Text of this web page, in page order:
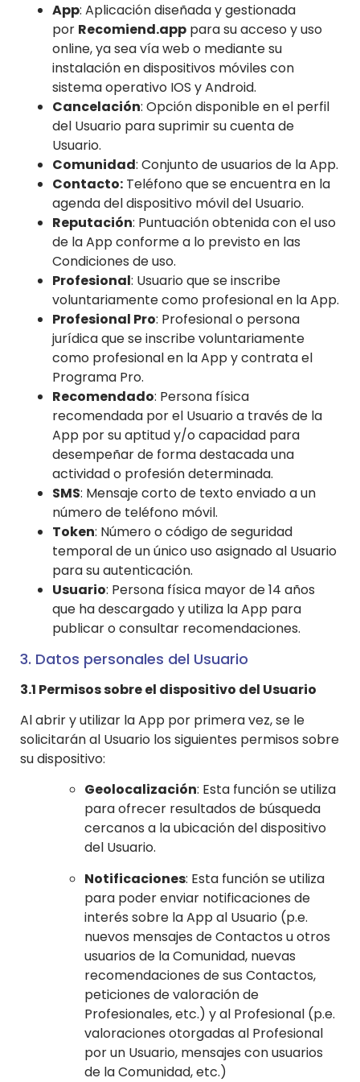
App: Aplicación diseñada y gestionada
por Recomiend.app para su acceso y uso
online, ya sea vía web o mediante su
instalación en dispositivos móviles con
sistema operativo IOS y Android.
Cancelación: Opción disponible en el perfil
del Usuario para suprimir su cuenta de
Usuario.
Comunidad: Conjunto de usuarios de la App.
Contacto: Teléfono que se encuentra en la
agenda del dispositivo móvil del Usuario.
Reputación: Puntuación obtenida con el uso
de la App conforme a lo previsto en las
Condiciones de uso.
Profesional: Usuario que se inscribe
voluntariamente como profesional en la App.
Profesional Pro: Profesional o persona
jurídica que se inscribe voluntariamente
como profesional en la App y contrata el
Programa Pro.
Recomendado: Persona física
recomendada por el Usuario a través de la
App por su aptitud y/o capacidad para
desempeñar de forma destacada una
actividad o profesión determinada.
SMS: Mensaje corto de texto enviado a un
número de teléfono móvil.
Token: Número o código de seguridad
temporal de un único uso asignado al Usuario
para su autenticación.
Usuario: Persona física mayor de 14 años
que ha descargado y utiliza la App para
publicar o consultar recomendaciones.
3. Datos personales del Usuario
3.1 Permisos sobre el dispositivo del Usuario
Al abrir y utilizar la App por primera vez, se le
solicitarán al Usuario los siguientes permisos sobre
su dispositivo:
Geolocalización: Esta función se utiliza
para ofrecer resultados de búsqueda
cercanos a la ubicación del dispositivo
del Usuario.
Notificaciones: Esta función se utiliza
para poder enviar notificaciones de
interés sobre la App al Usuario (p.e.
nuevos mensajes de Contactos u otros
usuarios de la Comunidad, nuevas
recomendaciones de sus Contactos,
peticiones de valoración de
Profesionales, etc.) y al Profesional (p.e.
valoraciones otorgadas al Profesional
por un Usuario, mensajes con usuarios
de la Comunidad, etc.)